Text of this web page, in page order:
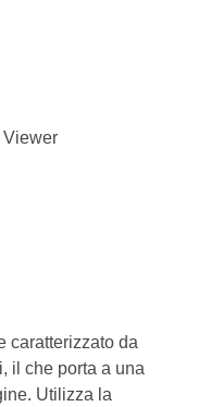
Viewer
caratterizzato da
il che porta a una
Utilizza la